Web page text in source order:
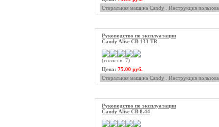
Стиральная машина Candy . Инструкция
Руководство по эксплуатации
Candy Alise CB 133 TR
(голосов: 7)
Цена: 75.00 руб.
Стиральная машина Candy . Инструкция
Руководство по эксплуатации
Candy Alise CB 8.44